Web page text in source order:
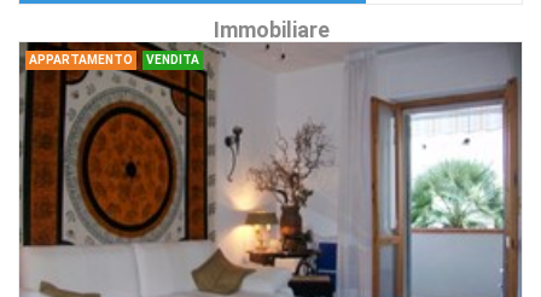
Immobiliare
APPARTAMENTO VENDITA